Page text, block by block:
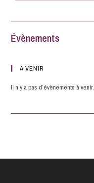
Évènements
A VENIR
Il n’y a pas d’évènements à venir.